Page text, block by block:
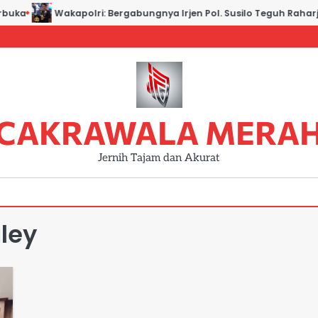
Wakapolri: Bergabungnya Irjen Pol. Susilo Teguh
Jernih Tajam dan Akurat